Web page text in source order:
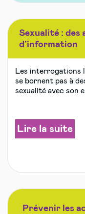
Sexualité : des
d’information
Les interrogations
se bornent pas à
sexualité avec son
Lire la suite
Prévenir les